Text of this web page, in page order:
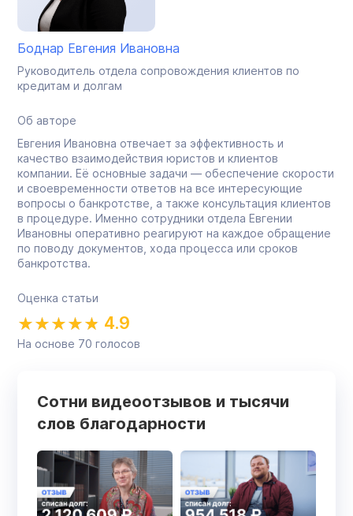
Боднар Евгения Ивановна
Руководитель отдела сопровождения клиентов по
кредитам и долгам
Об авторе
Евгения Ивановна отвечает за эффективность и
качество взаимодействия юристов и клиентов
компании. Её основные задачи — обеспечение скорости
и своевременности ответов на все интересующие
вопросы о банкротстве, а также консультация клиентов
в процедуре. Именно сотрудники отдела Евгении
Ивановны оперативно реагируют на каждое обращение
по поводу документов, хода процесса или сроков
банкротства.
Оценка статьи
4.9
На основе 70 голосов
Сотни видеоотзывов и тысячи
слов благодарности